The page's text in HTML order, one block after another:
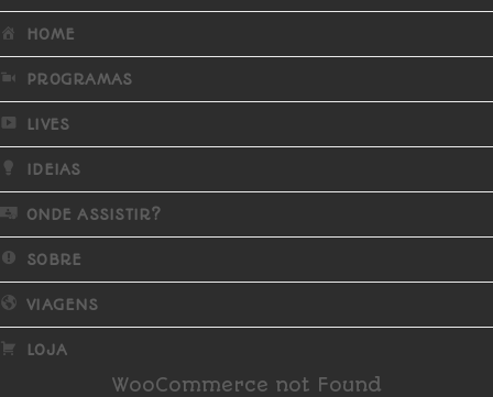
HOME
PROGRAMAS
LIVES
IDEIAS
ONDE ASSISTIR?
SOBRE
VIAGENS
LOJA
WooCommerce not Found